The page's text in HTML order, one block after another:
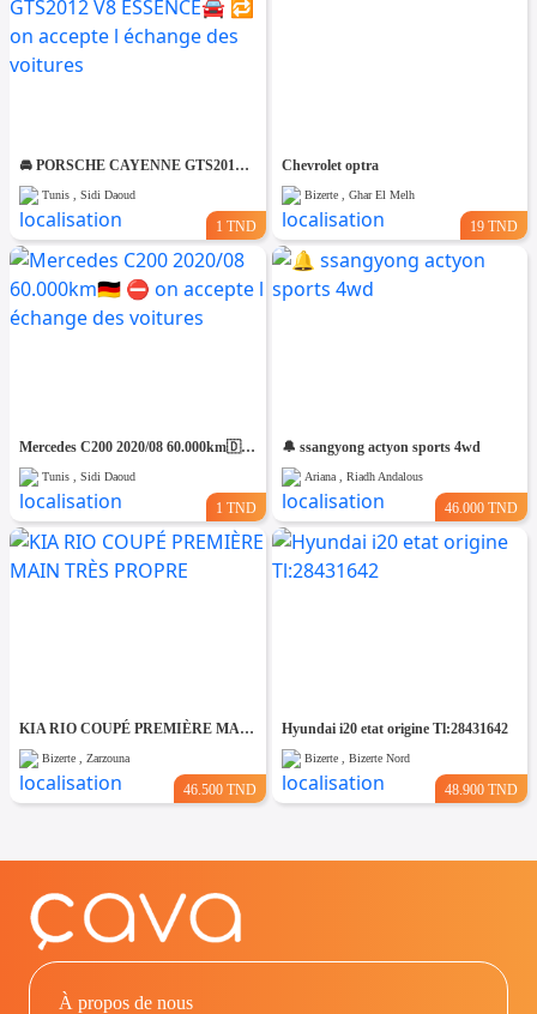
🚘 PORSCHE CAYENNE GTS2012 V8 ESSENCE🚘 🔁 on accepte l échange des voitures
Tunis , Sidi Daoud
1 TND
Chevrolet optra
Bizerte , Ghar El Melh
19 TND
Mercedes C200 2020/08 60.000km🇩🇪 ⛔️ on accepte l échange des voitures
Tunis , Sidi Daoud
1 TND
🔔 ssangyong actyon sports 4wd
Ariana , Riadh Andalous
46.000 TND
KIA RIO COUPÉ PREMIÈRE MAIN TRÈS PROPRE
Bizerte , Zarzouna
46.500 TND
Hyundai i20 etat origine Tl:28431642
Bizerte , Bizerte Nord
48.900 TND
À propos de nous